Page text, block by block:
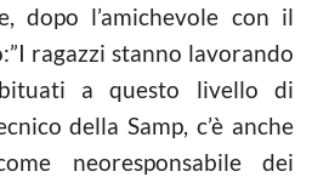
dopo l’amichevole con il
ragazzi stanno lavorando
a questo livello di
della Samp, c’è anche
neoresponsabile dei